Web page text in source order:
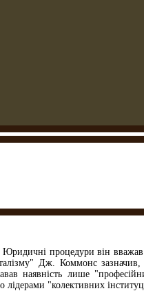
Юридичні процедури він
Дж. Коммонс
наявність лише
лідерами "колективних